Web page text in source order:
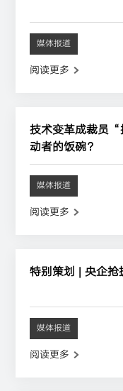
媒体报道
阅读更多
技术变革成裁员
动者的饭碗？
媒体报道
阅读更多
特别策划 | 央企
媒体报道
阅读更多